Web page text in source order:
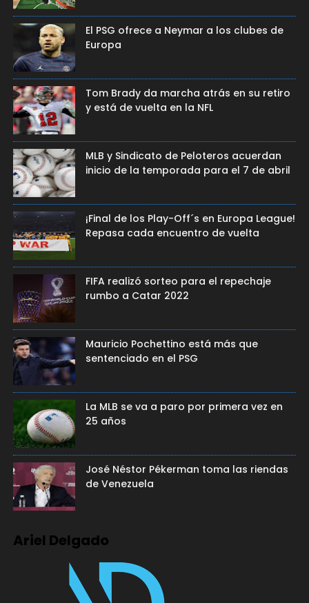
El PSG ofrece a Neymar a los clubes de
Europa
Tom Brady da marcha atrás en su retiro
y está de vuelta en la NFL
MLB y Sindicato de Peloteros acuerdan
inicio de la temporada para el 7 de abril
¡Final de los Play-Off´s en Europa League!
Repasa cada encuentro de vuelta
FIFA realizó sorteo para el repechaje
rumbo a Catar 2022
Mauricio Pochettino está más que
sentenciado en el PSG
La MLB se va a paro por primera vez en
25 años
José Néstor Pékerman toma las riendas
de Venezuela
Ariel Delgado